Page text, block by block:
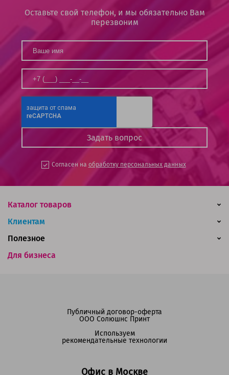
Оставьте свой телефон, и мы обязательно Вам
перезвоним
Согласен на обработку персональных данных
Каталог товаров
Клиентам
Для бизнеса
Полезное
Офис в Москве
Публичный договор-оферта
ООО Солюшнс Принт
Используем
рекомендательные технологии